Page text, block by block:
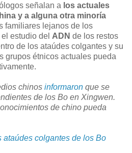
señalan a los actuales
y a alguna otra minoría
familiares lejanos de los
estudio del ADN de los restos
de los ataúdes colgantes y su
grupos étnicos actuales pueda
chinos informaron que se
de los Bo en Xingwen.
de chino pueda
ataúdes colgantes de los Bo